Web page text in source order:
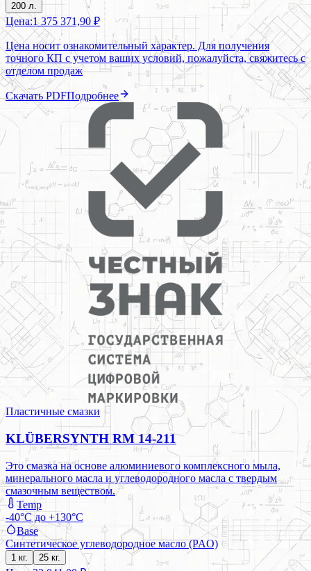
200 л.
Цена:1 375 371,90 ₽
Цена носит ознакомительный характер. Для получения
точного КП с учетом ваших условий, пожалуйста, свяжитесь с
отделом продаж
Скачать PDFПодробнее
Пластичные смазки
KLÜBERSYNTH RM 14-211
Это смазка на основе алюминиевого комплексного мыла,
минерального масла и углеводородного масла с твердым
смазочным веществом.
Temp
-40°C до +130°C
Base
Синтетическое углеводородное масло (PAO)
1 кг. 25 кг.